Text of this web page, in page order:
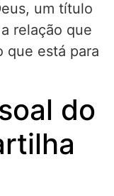
um título
relação que
que está para
do